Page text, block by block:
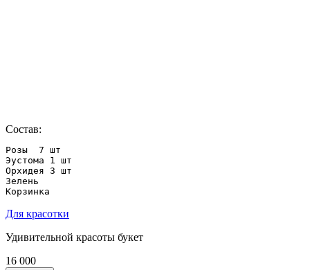
Состав:
Розы  7 шт
Эустома 1 шт
Орхидея 3 шт
Зелень
Корзинка
Для красотки
Удивительной красоты букет
16 000